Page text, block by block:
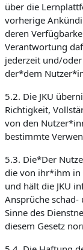
über die
vorherige
deren
Verantwortung
jederzeit und/
der*dem
5.2. Die JKU
Richtigkeit,
von den
bestimmte
5.3. Die*Der
die von ihr*ihm in
und hält die JKU
Ansprüche
Sinne des
diesem Gesetz